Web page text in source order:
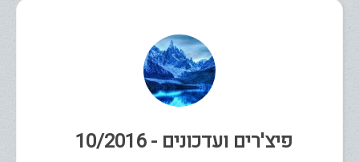
פיצ'רים ועדכונים - 10/2016